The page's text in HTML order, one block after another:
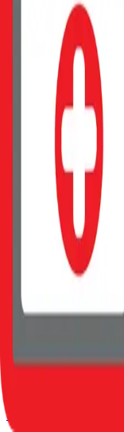
CLEAR
IPHONE
8595217483668
Luxusní čiré pouzdro
černým rámečkem a
MagSafe. Baleno v
Nedostupné
209 Kč
Petr Matyáš, IČ:
podnikající dle
ochrana osobních údajů